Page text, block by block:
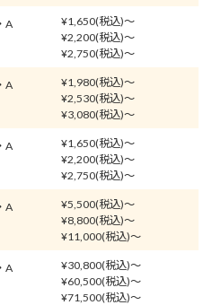
A
¥1,650(税込)〜
¥2,200(税込)〜
¥2,750(税込)〜
A
¥1,980(税込)〜
¥2,530(税込)〜
¥3,080(税込)〜
A
¥1,650(税込)〜
¥2,200(税込)〜
¥2,750(税込)〜
A
¥5,500(税込)〜
¥8,800(税込)〜
¥11,000(税込)〜
A
¥30,800(税込)〜
¥60,500(税込)〜
¥71,500(税込)〜